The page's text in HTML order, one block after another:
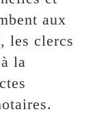
aux
les clercs
la